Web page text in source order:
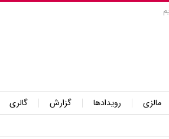
مالزی رویدادها گزارش گالری